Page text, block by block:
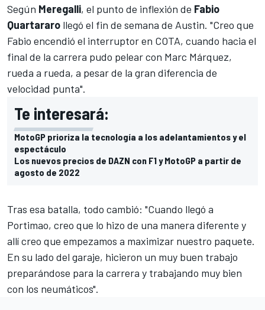
Según Meregalli, el punto de inflexión de Fabio
Quartararo llegó el fin de semana de Austin. "Creo que
Fabio encendió el interruptor en COTA, cuando hacia el
final de la carrera pudo pelear con Marc Márquez,
rueda a rueda, a pesar de la gran diferencia de
velocidad punta".
Te interesará:
MotoGP prioriza la tecnología a los adelantamientos y el
espectáculo
Los nuevos precios de DAZN con F1 y MotoGP a partir de
agosto de 2022
Tras esa batalla, todo cambió: "Cuando llegó a
Portimao, creo que lo hizo de una manera diferente y
allí creo que empezamos a maximizar nuestro paquete.
En su lado del garaje, hicieron un muy buen trabajo
preparándose para la carrera y trabajando muy bien
con los neumáticos".